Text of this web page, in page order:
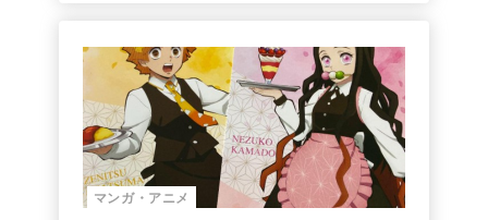
マンガ・アニメ